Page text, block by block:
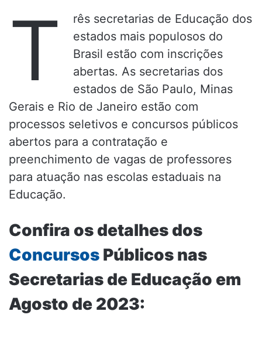
T
rês secretarias de Educação dos
estados mais populosos do
Brasil estão com inscrições
abertas. As secretarias dos
estados de São Paulo, Minas
Gerais e Rio de Janeiro estão com
processos seletivos e concursos públicos
abertos para a contratação e
preenchimento de vagas de professores
para atuação nas escolas estaduais na
Educação.
Confira os detalhes dos
Concursos Públicos nas
Secretarias de Educação em
Agosto de 2023: